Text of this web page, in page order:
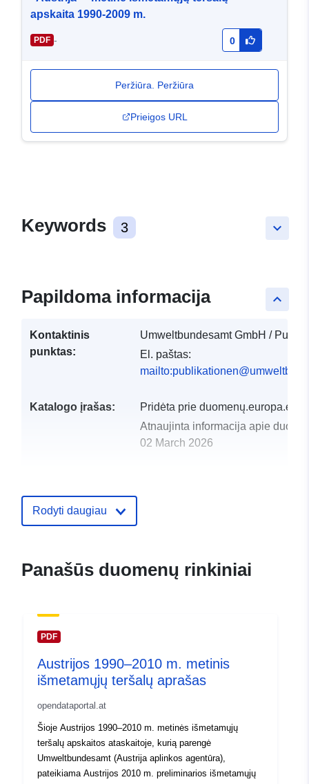
apskaita 1990-2009 m.
PDF - 0
Peržiūra. Peržiūra
Prieigos URL
keyboard_arrow_down
Keywords 3
keyboard_arrow_up
Papildoma informacija
Kontaktinis
punktas:
Umweltbundesamt GmbH /
El. paštas:
Katalogo įrašas: Pridėta prie duomenų.europa.eu:
Atnaujinta informacija apie
02 March 2026
Rodyti daugiau
Panašūs duomenų rinkiniai
PDF
Austrijos 1990–2010 m. metinis
išmetamųjų teršalų aprašas
opendataportal.at
Šioje Austrijos 1990–2010 m. metinės išmetamųjų
teršalų apskaitos ataskaitoje, kurią parengė
Umweltbundesamt (Austrija aplinkos agentūra),
pateikiama Austrijos 2010 m. preliminarios išmetamųjų